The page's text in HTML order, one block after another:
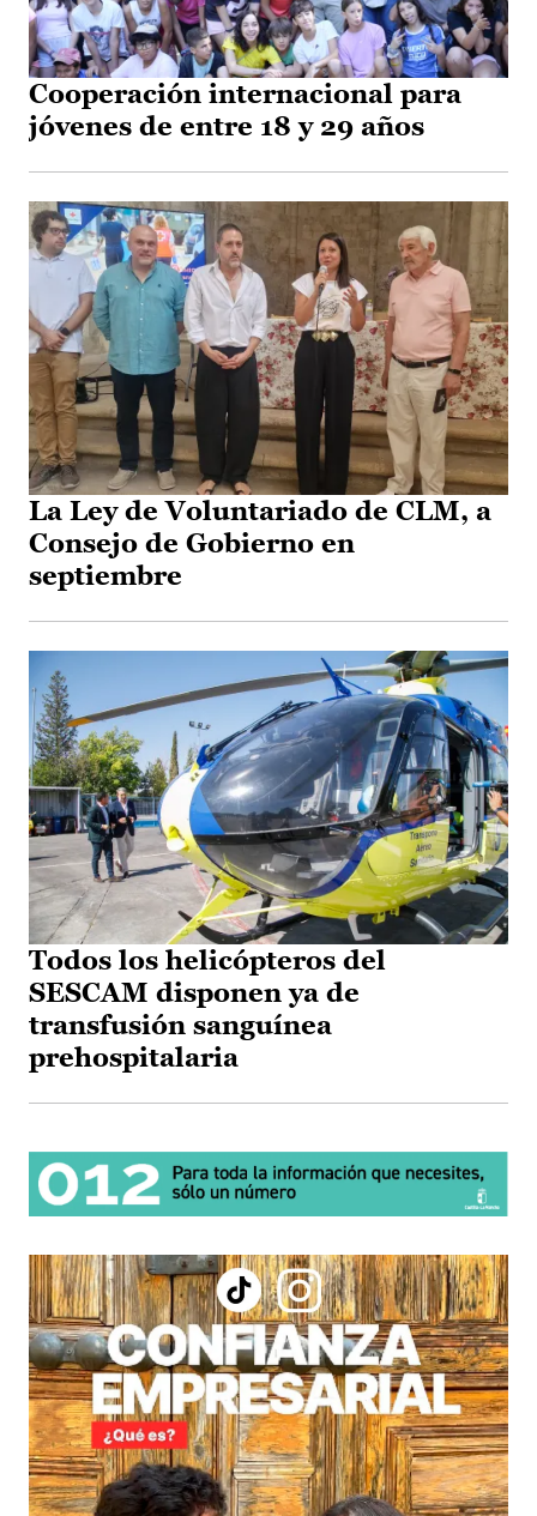
Cooperación internacional para
jóvenes de entre 18 y 29 años
La Ley de Voluntariado de CLM, a
Consejo de Gobierno en
septiembre
Todos los helicópteros del
SESCAM disponen ya de
transfusión sanguínea
prehospitalaria